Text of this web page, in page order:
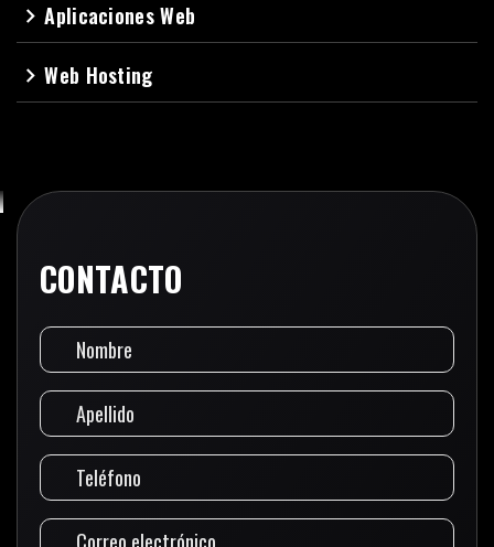
navigate_nextAplicaciones Web
navigate_nextWeb Hosting
CONTACTO